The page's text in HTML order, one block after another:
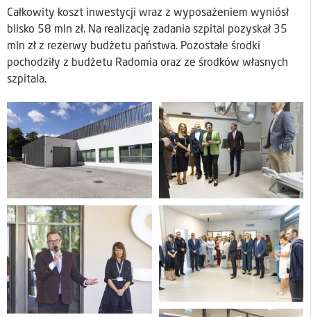
Całkowity koszt inwestycji wraz z wyposażeniem wyniósł
blisko 58 mln zł. Na realizację zadania szpital pozyskał 35
mln zł z rezerwy budżetu państwa. Pozostałe środki
pochodziły z budżetu Radomia oraz ze środków własnych
szpitala.